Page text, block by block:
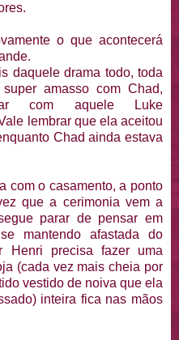
o que acontecerá
daquele drama todo, toda
amasso com Chad,
com aquele Luke
lembrar que ela aceitou
Chad ainda estava
com o casamento, a ponto
que a cerimonia vem a
parar de pensar em
mantendo afastada do
Henri precisa fazer uma
(cada vez mais cheia por
vestido de noiva que ela
inteira fica nas mãos